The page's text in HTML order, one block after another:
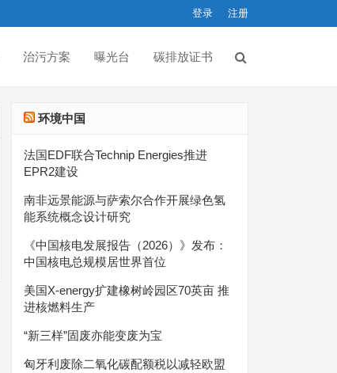
登录 注册
治污方案 曝光台 碳排放证书
环境中国
法国EDF联合Technip Energies推进
EPR2建设
南非远景能源与萨索尔合作开展绿色氢
能系统概念设计研究
《中国核电发展报告（2026）》发布：
中国核电总规模居世界首位
美国X-energy扩建橡树岭园区70英亩 推
进核燃料生产
“新三样”固废亦能变废为宝
匈牙利废除二氧化碳配额税以减轻欧盟